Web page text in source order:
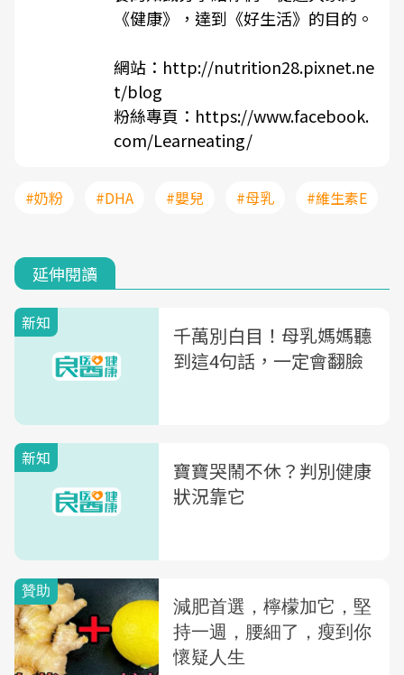
《健康》，達到《好生活》的目的。
網站： http://nutrition28.pixnet.ne
t/blog
粉絲專頁： https://www.facebook.
com/Learneating/
#奶粉 #DHA #嬰兒 #母乳 #維生素E
延伸閱讀
新知
千萬別白目！母乳媽媽聽
到這4句話，一定會翻臉
新知
寶寶哭鬧不休？判別健康
狀況靠它